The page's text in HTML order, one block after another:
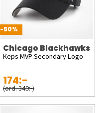
-50%
Chicago Blackhawks
Keps MVP Secondary Logo
174:-
(ord. 349:-)